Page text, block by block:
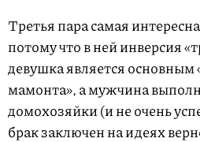
Третья пара самая
потому что в ней инверсия
девушка является
мамонта», а мужчина
домохозяйки (и не очень
брак заключен на идеях